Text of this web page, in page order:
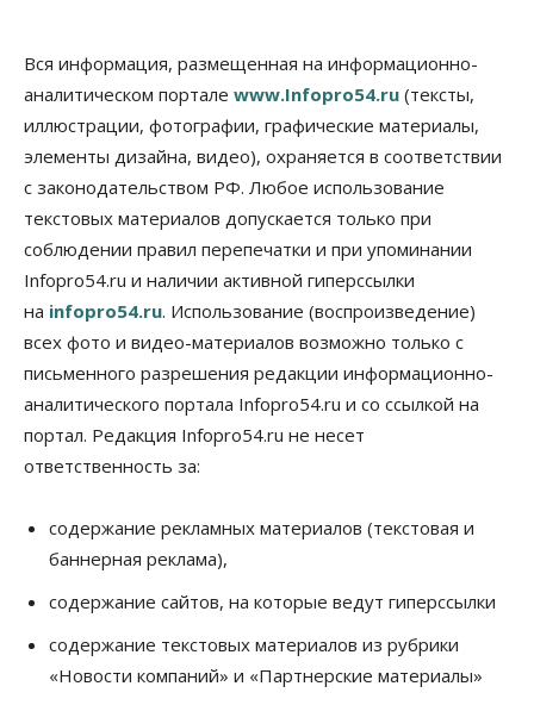
заключили под стражу
07 Августа 2026, 10:15
Общество
Недели жары повлияли на урожай в
Новосибирской области, но режима ЧС не будет
Бизнес Право&Порядок
Предприятия Новосибирска
выстраивают системы защиты от атак БПЛА
07 Августа 2026, 09:00
Бизнес
По «Сибэлектротерму» выдали исполнительные
листы на полмиллиарда рублей
07 Августа 2026, 08:00
привлекать к разработке новых лекарств в
России
06 Августа 2026, 19:00
Россия построит в Киргизии новый кампус КРСУ:
30 гектаров, 15 тысяч студентов и 30 миллиардов
рублей
Вся информация, размещенная на информационно-
аналитическом портале www.Infopro54.ru (тексты,
иллюстрации, фотографии, графические материалы,
элементы дизайна, видео), охраняется в соответствии
с законодательством РФ. Любое использование
текстовых материалов допускается только при
соблюдении правил перепечатки и при упоминании
Infopro54.ru и наличии активной гиперссылки
на infopro54.ru. Использование (воспроизведение)
всех фото и видео-материалов возможно только с
письменного разрешения редакции информационно-
аналитического портала Infopro54.ru и со ссылкой на
портал. Редакция Infopro54.ru не несет
ответственность за:
содержание рекламных материалов (текстовая и
баннерная реклама),
содержание сайтов, на которые ведут гиперссылки
содержание текстовых материалов из рубрики
«Новости компаний» и «Партнерские материалы»